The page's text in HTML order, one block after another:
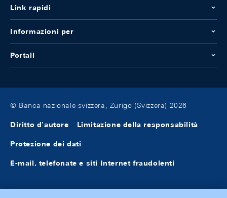
Link rapidi
Informazioni per
Portali
© Banca nazionale svizzera, Zurigo (Svizzera) 2026
Diritto d'autore Limitazione della responsabilità
Protezione dei dati
E-mail, telefonate e siti Internet fraudolenti